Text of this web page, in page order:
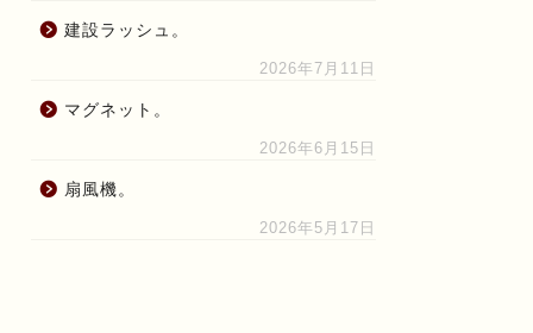
建設ラッシュ。
2026年7月11日
マグネット。
2026年6月15日
扇風機。
2026年5月17日